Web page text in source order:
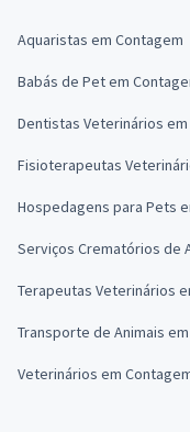
Aquaristas em Contagem
Babás de Pet em
Dentistas Veterinários
Fisioterapeutas
Hospedagens para Pets
Serviços Crematórios de
Terapeutas Veterinários
Transporte de Animais
Veterinários em